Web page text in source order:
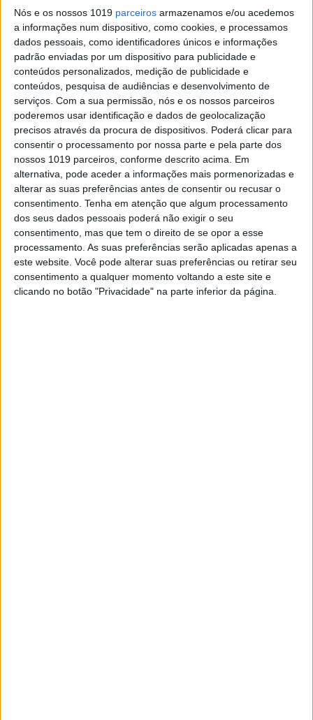
Nós e os nossos 1019 parceiros armazenamos e/ou acedemos
a informações num dispositivo, como cookies, e processamos
dados pessoais, como identificadores únicos e informações
padrão enviadas por um dispositivo para publicidade e
conteúdos personalizados, medição de publicidade e
conteúdos, pesquisa de audiências e desenvolvimento de
serviços. Com a sua permissão, nós e os nossos parceiros
poderemos usar identificação e dados de geolocalização
precisos através da procura de dispositivos. Poderá clicar para
consentir o processamento por nossa parte e pela parte dos
nossos 1019 parceiros, conforme descrito acima. Em
alternativa, pode aceder a informações mais pormenorizadas e
alterar as suas preferências antes de consentir ou recusar o
consentimento. Tenha em atenção que algum processamento
dos seus dados pessoais poderá não exigir o seu
consentimento, mas que tem o direito de se opor a esse
processamento. As suas preferências serão aplicadas apenas a
este website. Você pode alterar suas preferências ou retirar seu
consentimento a qualquer momento voltando a este site e
clicando no botão "Privacidade" na parte inferior da página.
Gonçalo Amaral, que regressou às
competições no início do mês de outubro,
alcançou o2.º lugar na classe TT1e fechou o
pódio entre os Juniores. O piloto da Honda não
entrou na corrida da melhor forma, mas
conseguiu concluir os 410km cronometrados a
escassos13 segundos do Top 10absoluto.
Sinto-me cada vez melhor. Mais um
Portalegre feito. É sempre bom estar aqui.
Só chegar ao fim da Baja Portalegre é já por
si uma vitória. Esta é uma prova cinco
estrelas. Por outro lado, saber que
consegui, uma vez mais, alcançar estes
resultados é muito gratificante, muito
compensador. A Baja de Reguengos já me
tinha corrido muito bem, a de Oeste igual e
agora este resultado em Portalegre. Estou
muito satisfeito, sem dúvida”, revelou
Gonçalo Amaral.